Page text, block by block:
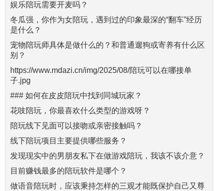
娱乐陪玩需要开麦吗？
冬瓜强，你作为女陪玩，遇到过的印象最深的“翻车”经历
是什么？
宠物陪玩师具体是做什么的？和普通遛狗或寄养有什么区
别？
https://www.mdazi.cn/img/2025/08/陪玩可以在哪接单
子.jpg
### 如何在皮皮陪玩中找到同城玩家？
花吱陪玩，你最喜欢什么类型的游戏呀？
陪玩线下见面可以接吻或亲密接触吗？
线下陪玩项目主要提供哪些服务？
发现现实中的男朋友私下在做游戏陪玩，我该不该介意？
目前赚钱最多的陪玩软件是哪个？
做语音陪玩时，应该秉持怎样的三观才能既保护自己又尊